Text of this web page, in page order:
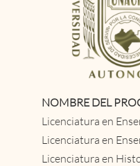
NOMBRE DEL
Licenciatura en
Licenciatura en
Licenciatura en